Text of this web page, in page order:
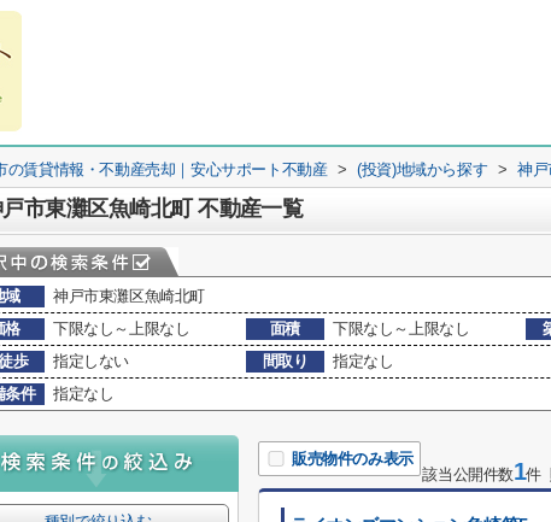
の賃貸情報・不動産売却｜安心サポート不動産 > (投資)地域から探す > 神戸
市東灘区魚崎北町 不動産一覧
域
神戸市東灘区魚崎北町
格
下限なし～上限なし 面積 下限なし～上限なし
歩
指定しない 間取り
指定なし
条件
指定なし
販売物件のみ表示
該当公開件数1件